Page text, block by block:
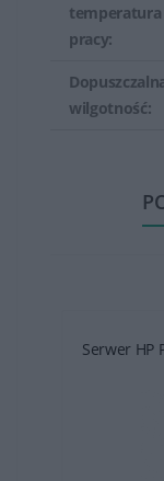
temperatura
pracy:
wilgotność:
Serwer HP